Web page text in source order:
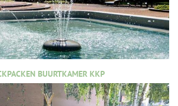
BUURTKAMER KKP